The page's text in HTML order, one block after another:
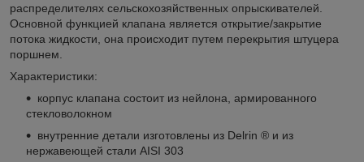
распределителях сельскохозяйственных опрыскивателей.
Основной функцией клапана является открытие/закрытие
потока жидкости, она происходит путем перекрытия штуцера
поршнем.
Характеристики:
корпус клапана состоит из нейлона, армированного
стекловолокном
внутренние детали изготовлены из Delrin ® и из
нержавеющей стали AISI 303